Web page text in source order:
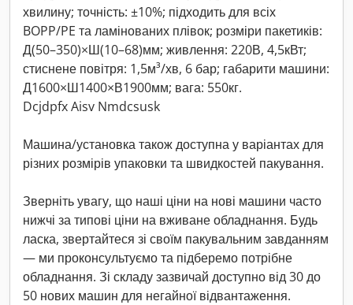
хвилину; точність: ±10%; підходить для всіх
BOPP/PE та ламінованих плівок; розміри пакетиків:
Д(50–350)×Ш(10–68)мм; живлення: 220В, 4,5кВт;
стиснене повітря: 1,5м³/хв, 6 бар; габарити машини:
Д1600×Ш1400×В1900мм; вага: 550кг.
Dcjdpfx Aisv Nmdcsusk
Машина/установка також доступна у варіантах для
різних розмірів упаковки та швидкостей пакування.
Зверніть увагу, що наші ціни на нові машини часто
нижчі за типові ціни на вживане обладнання. Будь
ласка, звертайтеся зі своїм пакувальним завданням
— ми проконсультуємо та підберемо потрібне
обладнання. Зі складу зазвичай доступно від 30 до
50 нових машин для негайної відвантаження.